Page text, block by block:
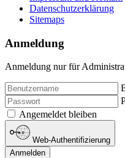
Datenschutzerklärung
Sitemaps
Anmeldung
Anmeldung nur für
Angemeldet bleiben
Web-Authentifizierung
Anmelden